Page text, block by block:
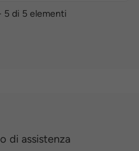
5 di 5 elementi
di assistenza